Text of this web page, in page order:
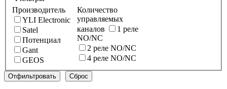
Производитель
YLI Electronic
Satel
Потенциал
Gant
GEOS
Количество
управляемых
каналов
1 реле
NO/NC
2 реле NO/NC
4 реле NO/NC